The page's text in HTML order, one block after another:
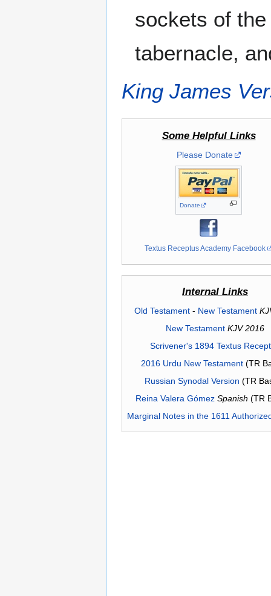
sockets of
tabernacle,
King James
Some Helpful Links
Please Donate
Donate
Textus Receptus Academy Facebook
Internal Links
Old Testament- New Testament
New Testament KJV 2016
Scrivener's 1894 Textus
2016 Urdu New Testament(TR
Russian Synodal Version (TR
Reina Valera Gómez Spanish (TR
Marginal Notes in the 1611